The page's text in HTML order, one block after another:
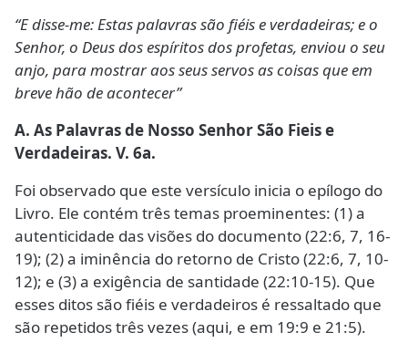
“E disse-me: Estas palavras são fiéis e verdadeiras; e o
Senhor, o Deus dos espíritos dos profetas, enviou o seu
anjo, para mostrar aos seus servos as coisas que em
breve hão de acontecer”
A. As Palavras de Nosso Senhor São Fieis e
Verdadeiras. V. 6a.
Foi observado que este versículo inicia o epílogo do
Livro. Ele contém três temas proeminentes: (1) a
autenticidade das visões do documento (22:6, 7, 16-
19); (2) a iminência do retorno de Cristo (22:6, 7, 10-
12); e (3) a exigência de santidade (22:10-15). Que
esses ditos são fiéis e verdadeiros é ressaltado que
são repetidos três vezes (aqui, e em 19:9 e 21:5).